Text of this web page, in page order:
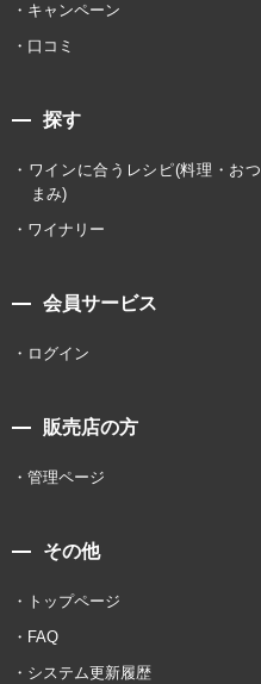
キャンペーン
口コミ
探す
ワインに合うレシピ(料理・おつ
まみ)
ワイナリー
会員サービス
ログイン
販売店の方
管理ページ
その他
トップページ
FAQ
システム更新履歴